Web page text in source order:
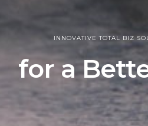
INNOVATIVE TOTAL BIZ
for a